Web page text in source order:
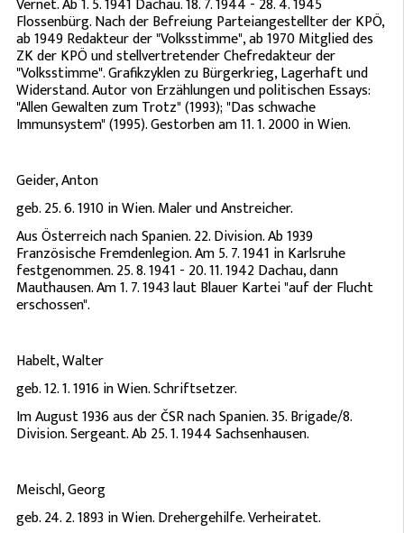
Vernet. Ab 1. 5. 1941 Dachau. 18. 7. 1944 - 28. 4. 1945
Flossenbürg. Nach der Befreiung Parteiangestellter der KPÖ,
ab 1949 Redakteur der "Volksstimme", ab 1970 Mitglied des
ZK der KPÖ und stellvertretender Chefredakteur der
"Volksstimme". Grafikzyklen zu Bürgerkrieg, Lagerhaft und
Widerstand. Autor von Erzählungen und politischen Essays:
"Allen Gewalten zum Trotz" (1993); "Das schwache
Immunsystem" (1995). Gestorben am 11. 1. 2000 in Wien.
Geider, Anton
geb. 25. 6. 1910 in Wien. Maler und Anstreicher.
Aus Österreich nach Spanien. 22. Division. Ab 1939
Französische Fremdenlegion. Am 5. 7. 1941 in Karlsruhe
festgenommen. 25. 8. 1941 - 20. 11. 1942 Dachau, dann
Mauthausen. Am 1. 7. 1943 laut Blauer Kartei "auf der Flucht
erschossen".
Habelt, Walter
geb. 12. 1. 1916 in Wien. Schriftsetzer.
Im August 1936 aus der ČSR nach Spanien. 35. Brigade/8.
Division. Sergeant. Ab 25. 1. 1944 Sachsenhausen.
Meischl, Georg
geb. 24. 2. 1893 in Wien. Drehergehilfe. Verheiratet.